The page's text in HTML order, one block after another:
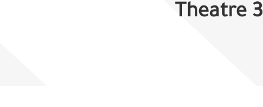
Theatre 3